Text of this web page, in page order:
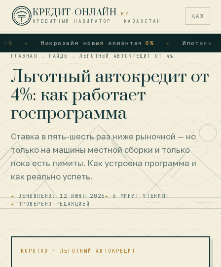
КРЕДИТ-ОНЛАЙН .KZ
КРЕДИТНЫЙ НАВИГАТОР · КАЗАХСТАН
ҚАЗ
Микрозайм новым клиентам 0% Ипотека ·
ГЛАВНАЯ → ГАЙДЫ → ЛЬГОТНЫЙ АВТОКРЕДИТ ОТ 4%
Льготный автокредит от
4%: как работает
госпрограмма
Ставка в пять-шесть раз ниже рыночной — но
только на машины местной сборки и только
пока есть лимиты. Как устроена программа и
как реально успеть.
ОБНОВЛЕНО: 12 ИЮНЯ 2026
6 МИНУТ ЧТЕНИЯ
ПРОВЕРЕНО РЕДАКЦИЕЙ
КОРОТКО · ЛЬГОТНЫЙ АВТОКРЕДИТ